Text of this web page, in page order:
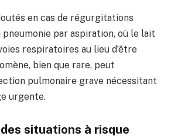
en cas de régurgitations
par aspiration, où le lait
respiratoires au lieu d’être
bien que rare, peut
pulmonaire grave nécessitant
urgente.
situations à risque